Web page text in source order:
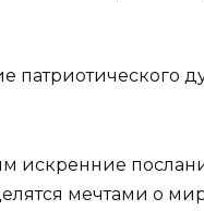
патриотического
искренние
мечтами о